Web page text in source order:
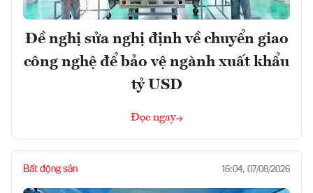
Đề nghị sửa nghị định về chuyển giao
công nghệ để bảo vệ ngành xuất khẩu
tỷ USD
Đọc ngay
Bất động sản 16:04, 07/08/2026